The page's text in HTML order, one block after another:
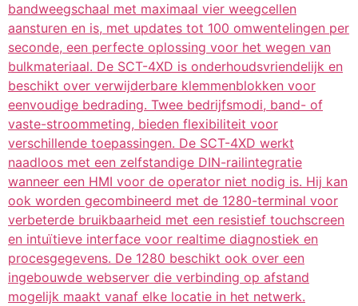
bandweegschaal met maximaal vier weegcellen
aansturen en is, met updates tot 100 omwentelingen per
seconde, een perfecte oplossing voor het wegen van
bulkmateriaal. De SCT-4XD is onderhoudsvriendelijk en
beschikt over verwijderbare klemmenblokken voor
eenvoudige bedrading. Twee bedrijfsmodi, band- of
vaste-stroommeting, bieden flexibiliteit voor
verschillende toepassingen. De SCT-4XD werkt
naadloos met een zelfstandige DIN-railintegratie
wanneer een HMI voor de operator niet nodig is. Hij kan
ook worden gecombineerd met de 1280-terminal voor
verbeterde bruikbaarheid met een resistief touchscreen
en intuïtieve interface voor realtime diagnostiek en
procesgegevens. De 1280 beschikt ook over een
ingebouwde webserver die verbinding op afstand
mogelijk maakt vanaf elke locatie in het netwerk.